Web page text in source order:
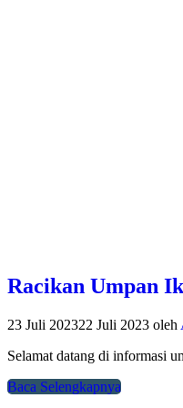
Racikan Umpan
23 Juli 202322 Juli 2023 oleh
Selamat datang di informasi
Baca Selengkapnya